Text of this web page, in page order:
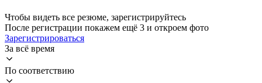
Чтобы видеть все резюме, зарегистрируйтесь
После регистрации покажем ещё 3 и откроем фото
Зарегистрироваться
За всё время
По соответствию